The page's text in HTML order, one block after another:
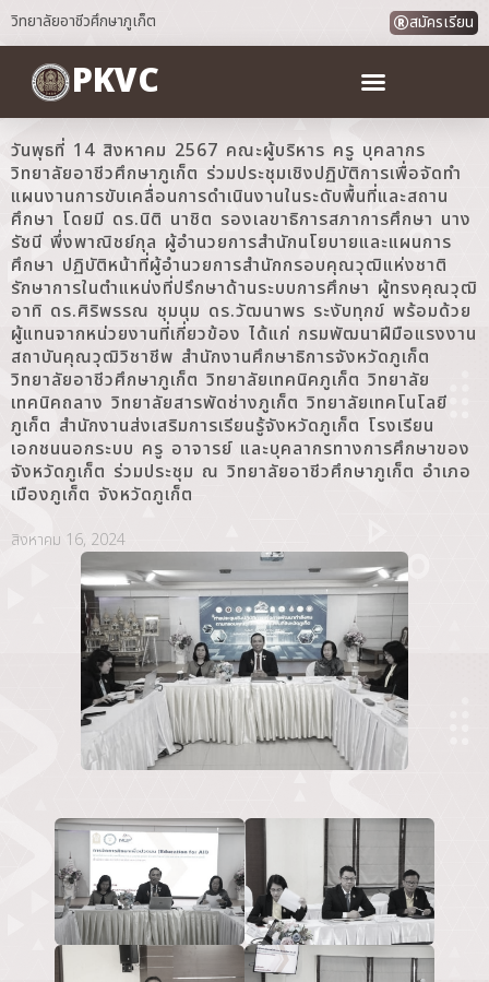
วิทยาลัยอาชีวศึกษาภูเก็ต สมัครเรียน
PKVC
วันพุธที่ 14 สิงหาคม 2567 คณะผู้บริหาร ครู บุคลากร
วิทยาลัยอาชีวศึกษาภูเก็ต ร่วมประชุมเชิงปฏิบัติการเพื่อจัดทำ
แผนงานการขับเคลื่อนการดำเนินงานในระดับพื้นที่และสถาน
ศึกษา โดยมี ดร.นิติ นาชิต รองเลขาธิการสภาการศึกษา นาง
รัชนี พึ่งพาณิชย์กุล ผู้อำนวยการสำนักนโยบายและแผนการ
ศึกษา ปฏิบัติหน้าที่ผู้อำนวยการสำนักกรอบคุณวุฒิแห่งชาติ
รักษาการในตำแหน่งที่ปรึกษาด้านระบบการศึกษา ผู้ทรงคุณวุฒิ
อาทิ ดร.ศิริพรรณ ชุมนุม ดร.วัฒนาพร ระงับทุกข์ พร้อมด้วย
ผู้แทนจากหน่วยงานที่เกี่ยวข้อง ได้แก่ กรมพัฒนาฝีมือแรงงาน
สถาบันคุณวุฒิวิชาชีพ สำนักงานศึกษาธิการจังหวัดภูเก็ต
วิทยาลัยอาชีวศึกษาภูเก็ต วิทยาลัยเทคนิคภูเก็ต วิทยาลัย
เทคนิคถลาง วิทยาลัยสารพัดช่างภูเก็ต วิทยาลัยเทคโนโลยี
ภูเก็ต สำนักงานส่งเสริมการเรียนรู้จังหวัดภูเก็ต โรงเรียน
เอกชนนอกระบบ ครู อาจารย์ และบุคลากรทางการศึกษาของ
จังหวัดภูเก็ต ร่วมประชุม ณ วิทยาลัยอาชีวศึกษาภูเก็ต อำเภอ
เมืองภูเก็ต จังหวัดภูเก็ต
สิงหาคม 16, 2024